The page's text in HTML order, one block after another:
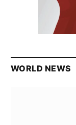
WORLD NEWS